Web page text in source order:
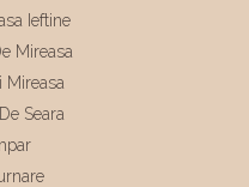
Ieftine
Mireasa
Mireasa
Seara